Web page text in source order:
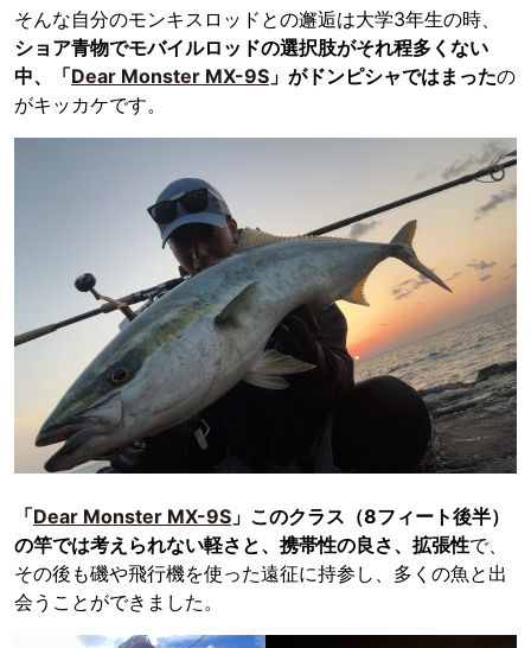
そんな自分のモンキスロッドとの邂逅は大学3年生の時、
ショア青物でモバイルロッドの選択肢がそれ程多くない
中、「Dear Monster MX-9S 」がドンピシャではまったの
がキッカケです。
「Dear Monster MX-9S 」このクラス（8フィート後半）
の竿では考えられない軽さと、携帯性の良さ、拡張性で、
その後も磯や飛行機を使った遠征に持参し、多くの魚と出
会うことができました。